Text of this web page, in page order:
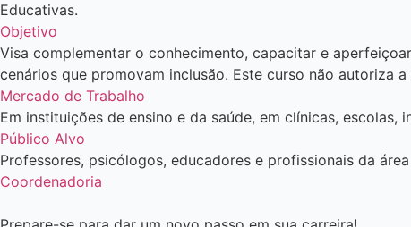
Educativas.
Objetivo
Visa complementar o conhecimento, capacitar e
cenários que promovam inclusão. Este curso não autoriza
Mercado de Trabalho
Em instituições de ensino e da saúde, em clínicas,
Público Alvo
Professores, psicólogos, educadores e profissionais da
Coordenadoria